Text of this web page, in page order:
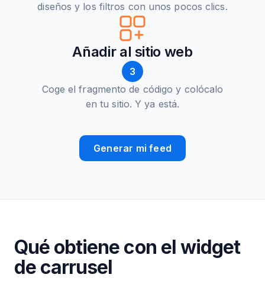
diseños y los filtros con unos pocos clics.
Añadir al sitio web
3
Coge el fragmento de código y colócalo
en tu sitio. Y ya está.
Generar mi feed
Qué obtiene con el widget
de carrusel